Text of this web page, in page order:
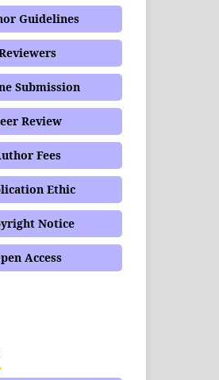
Guidelines
Submission
Review
Fees
Ethic
Notice
Access